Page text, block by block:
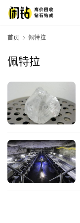
首页 佩特拉
佩特拉